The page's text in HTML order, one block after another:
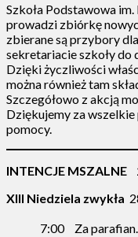
Szkoła Podstawowa
prowadzi zbiórkę
zbierane są przybory
sekretariacie szkoły do
Dzięki życzliwości
można również tam
Szczegółowo z akcją
Dziękujemy za
pomocy.
INTENCJE MSZALNE
XIII Niedziela zwykła
7:00
Za parafian.